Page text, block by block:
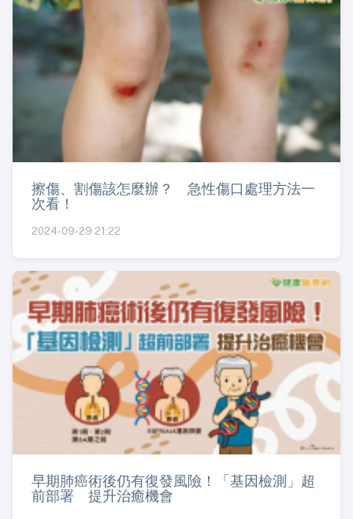
擦傷、割傷該怎麼辦？ 急性傷口處理方法一
次看！
2024-09-29 21:22
早期肺癌術後仍有復發風險！「基因檢測」超
前部署 提升治癒機會